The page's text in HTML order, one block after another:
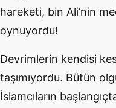
hareketi, bin Ali’nin
oynuyordu!
Devrimlerin kendisi
taşımıyordu. Bütün
İslamcıların